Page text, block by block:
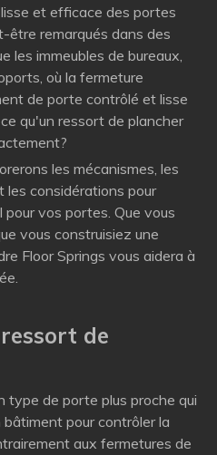
et efficace des portes
être remarqués dans des
les immeubles de bureaux,
où la fermeture
de porte contrôlé et lisse
qu'un ressort de plancher
les mécanismes, les
considérations pour
vos portes. Que vous
vous construisiez une
Floor Springs vous aidera à
de
type de porte plus proche qui
pour contrôler la
aux fermetures de